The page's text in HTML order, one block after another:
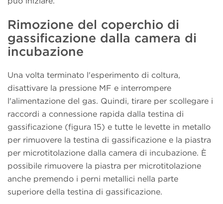
Rimozione del coperchio di
gassificazione dalla camera di
incubazione
Una volta terminato l'esperimento di coltura,
disattivare la pressione MF e interrompere
l'alimentazione del gas. Quindi, tirare per scollegare i
raccordi a connessione rapida dalla testina di
gassificazione (figura 15) e tutte le levette in metallo
per rimuovere la testina di gassificazione e la piastra
per microtitolazione dalla camera di incubazione. È
possibile rimuovere la piastra per microtitolazione
anche premendo i perni metallici nella parte
superiore della testina di gassificazione.